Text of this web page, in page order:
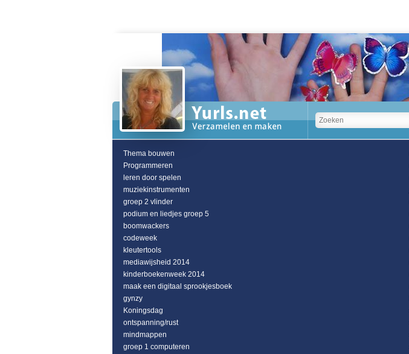
Thema bouwen
Programmeren
leren door spelen
muziekinstrumenten
groep 2 vlinder
podium en liedjes groep 5
boomwackers
codeweek
kleutertools
mediawijsheid 2014
kinderboekenweek 2014
maak een digitaal sprookjesboek
gynzy
Koningsdag
ontspanning/rust
mindmappen
groep 1 computeren